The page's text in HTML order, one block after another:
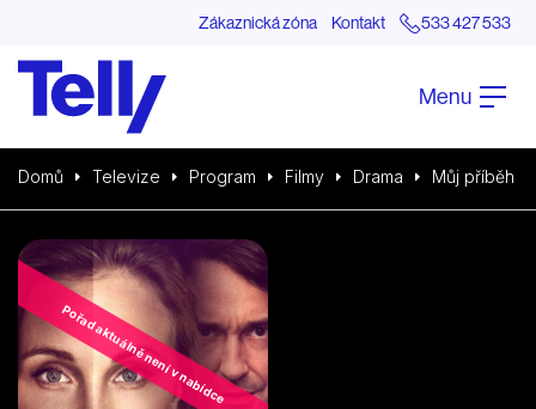
Zákaznická zóna Kontakt 533 427 533
Menu
Domů Televize Program Filmy Drama Můj příběh
Pořad aktuálně není v nabídce